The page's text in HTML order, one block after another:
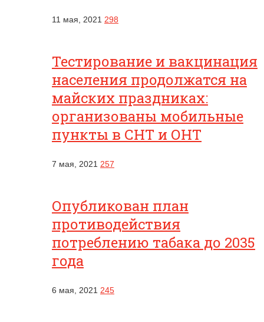
11 мая, 2021 298
Тестирование и вакцинация
населения продолжатся на
майских праздниках:
организованы мобильные
пункты в СНТ и ОНТ
7 мая, 2021 257
Опубликован план
противодействия
потреблению табака до 2035
года
6 мая, 2021 245